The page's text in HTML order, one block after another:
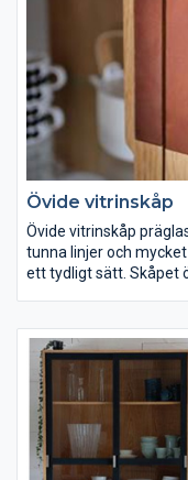
Övide vitrinskåp
Övide vitrinskåp
tunna linjer och
ett tydligt sätt. Skåpet
kund varieras med
önskade ytor. Dörrar,